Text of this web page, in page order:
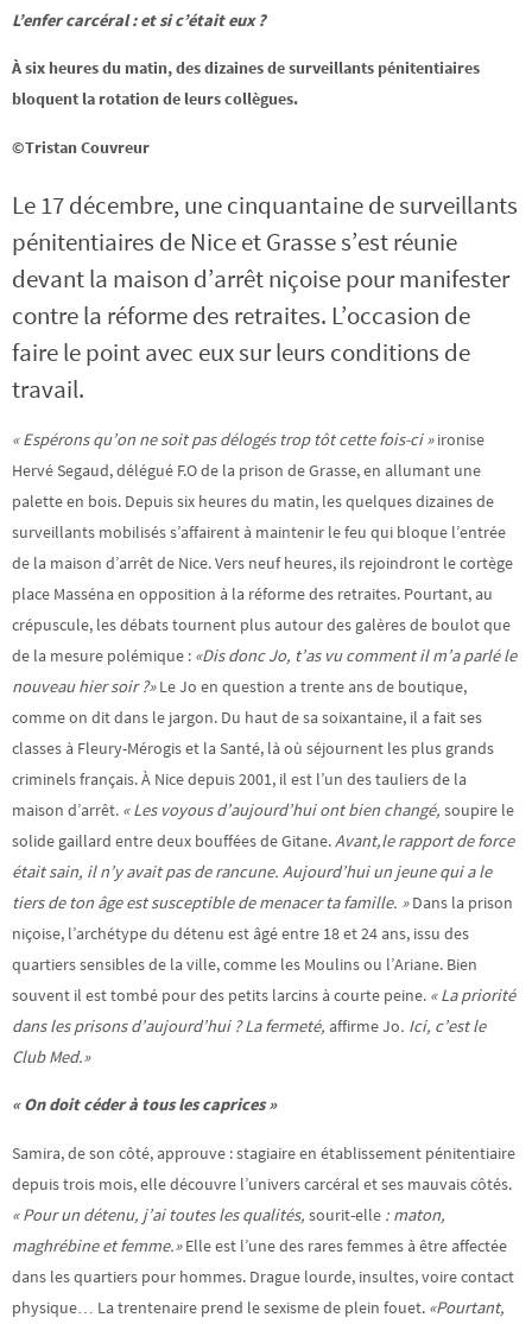
L’enfer carcéral : et si c’était eux ?
À six heures du matin, des dizaines de surveillants pénitentiaires
bloquent la rotation de leurs collègues.
©Tristan Couvreur
Le 17 décembre, une cinquantaine de surveillants
pénitentiaires de Nice et Grasse s’est réunie
devant la maison d’arrêt niçoise pour manifester
contre la réforme des retraites. L’occasion de
faire le point avec eux sur leurs conditions de
travail.
« Espérons qu’on ne soit pas délogés trop tôt cette fois-ci »ironise
Hervé Segaud, délégué F.O de la prison de Grasse, en allumant une
palette en bois. Depuis six heures du matin, les quelques dizaines de
surveillants mobilisés s’affairent à maintenir le feu qui bloque l’entrée
de la maison d’arrêt de Nice. Vers neuf heures, ils rejoindront le cortège
place Masséna en opposition à la réforme des retraites. Pourtant, au
crépuscule, les débats tournent plus autour des galères de boulot que
de la mesure polémique : «Dis donc Jo, t’as vu comment il m’a parlé le
nouveau hier soir ?»Le Jo en question a trente ans de boutique,
comme on dit dans le jargon. Du haut de sa soixantaine, il a fait ses
classes à Fleury-Mérogis et la Santé, là où séjournent les plus grands
criminels français. À Nice depuis 2001, il est l’un des tauliers de la
maison d’arrêt. « Les voyous d’aujourd’hui ont bien changé, soupire le
solide gaillard entre deux bouffées de Gitane.Avant,le rapport de force
était sain, il n’y avait pas de rancune. Aujourd’hui un jeune qui a le
tiers de ton âge est susceptible de menacer ta famille. »Dans la prison
niçoise, l’archétype du détenu est âgé entre 18 et 24 ans, issu des
quartiers sensibles de la ville, comme les Moulins ou l’Ariane. Bien
souvent il est tombé pour des petits larcins à courte peine. « La priorité
dans les prisons d’aujourd’hui ? La fermeté, affirme Jo. Ici, c’est le
Club Med.»
« On doit céder à tous les caprices »
Samira, de son côté, approuve : stagiaire en établissement pénitentiaire
depuis trois mois, elle découvre l’univers carcéral et ses mauvais côtés.
« Pour un détenu, j’ai toutes les qualités, sourit-elle : maton,
maghrébine et femme.»Elle est l’une des rares femmes à être affectée
dans les quartiers pour hommes. Drague lourde, insultes, voire contact
physique… La trentenaire prend le sexisme de plein fouet. «Pourtant,